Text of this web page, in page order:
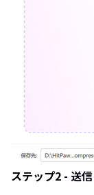
ステップ2 - 送